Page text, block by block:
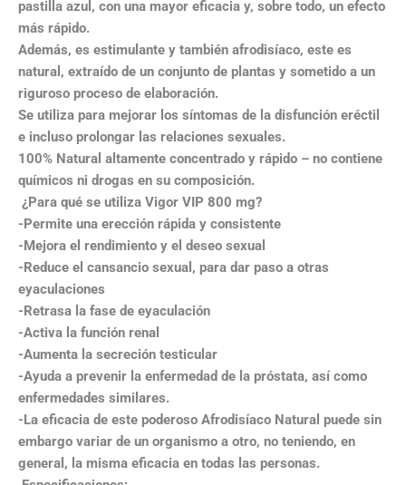
pastilla azul, con una mayor eficacia y, sobre todo, un efecto
más rápido.
Además, es estimulante y también afrodisíaco, este es
natural, extraído de un conjunto de plantas y sometido a un
riguroso proceso de elaboración.
Se utiliza para mejorar los síntomas de la disfunción eréctil
e incluso prolongar las relaciones sexuales.
100% Natural altamente concentrado y rápido – no contiene
químicos ni drogas en su composición.
¿Para qué se utiliza Vigor VIP 800 mg?
-Permite una erección rápida y consistente
-Mejora el rendimiento y el deseo sexual
-Reduce el cansancio sexual, para dar paso a otras
eyaculaciones
-Retrasa la fase de eyaculación
-Activa la función renal
-Aumenta la secreción testicular
-Ayuda a prevenir la enfermedad de la próstata, así como
enfermedades similares.
-La eficacia de este poderoso Afrodisíaco Natural puede sin
embargo variar de un organismo a otro, no teniendo, en
general, la misma eficacia en todas las personas.